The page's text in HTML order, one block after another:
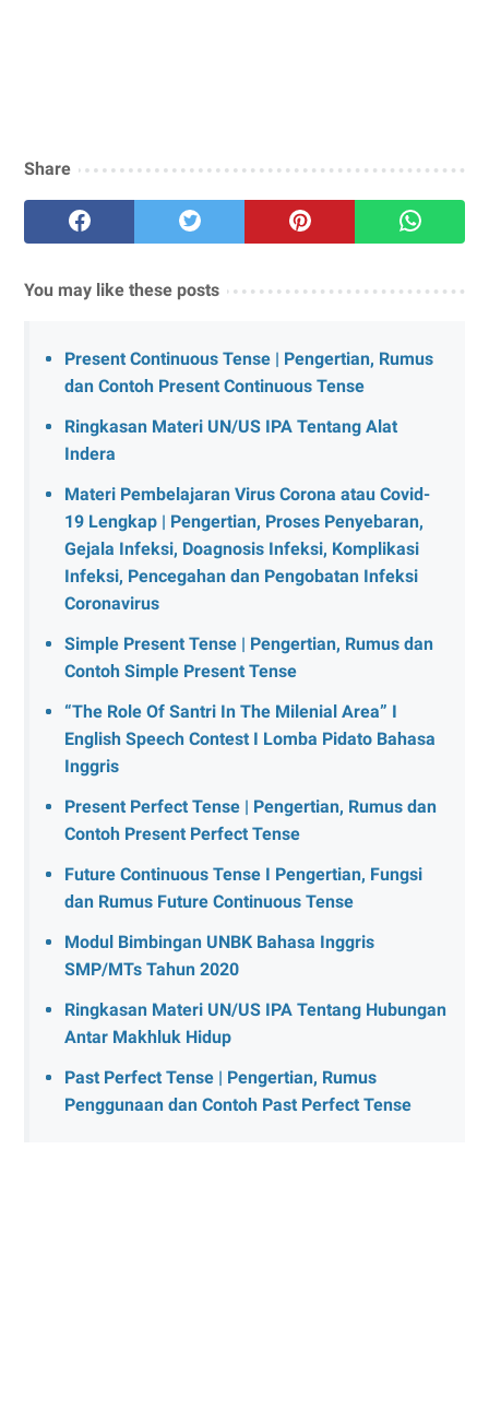
Share
You may like these posts
Present Continuous Tense | Pengertian, Rumus
dan Contoh Present Continuous Tense
Ringkasan Materi UN/US IPA Tentang Alat
Indera
Materi Pembelajaran Virus Corona atau Covid-
19 Lengkap | Pengertian, Proses Penyebaran,
Gejala Infeksi, Doagnosis Infeksi, Komplikasi
Infeksi, Pencegahan dan Pengobatan Infeksi
Coronavirus
Simple Present Tense | Pengertian, Rumus dan
Contoh Simple Present Tense
“The Role Of Santri In The Milenial Area” I
English Speech Contest I Lomba Pidato Bahasa
Inggris
Present Perfect Tense | Pengertian, Rumus dan
Contoh Present Perfect Tense
Future Continuous Tense I Pengertian, Fungsi
dan Rumus Future Continuous Tense
Modul Bimbingan UNBK Bahasa Inggris
SMP/MTs Tahun 2020
Ringkasan Materi UN/US IPA Tentang Hubungan
Antar Makhluk Hidup
Past Perfect Tense | Pengertian, Rumus
Penggunaan dan Contoh Past Perfect Tense